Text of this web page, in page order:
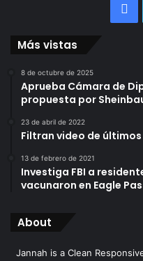
Más vistas
8 de octubre de 2025
Aprueba Cámara de
propuesta por
23 de abril de 2022
Filtran video de
13 de febrero de 2021
Investiga FBI a
vacunaron en Eagle
About
Jannah is a Clean